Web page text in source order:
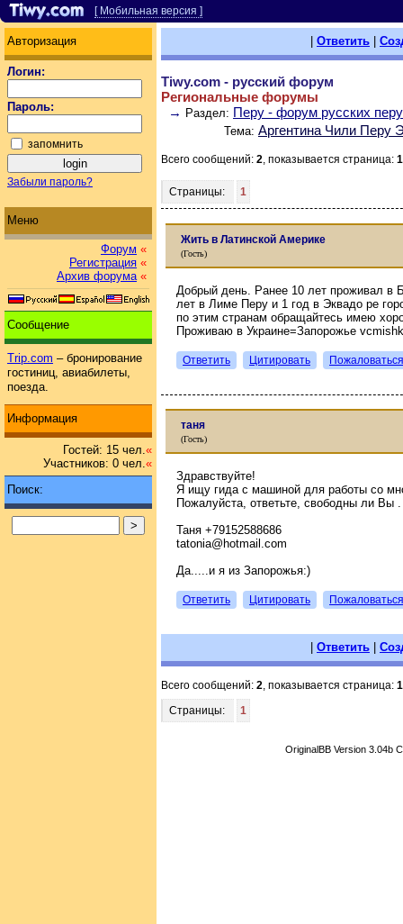
[ Мобильная версия ]
Авторизация
Логин:
Пароль:
запомнить
Забыли пароль?
Меню
Форум «
Регистрация «
Архив форума «
Сообщение
Trip.com – бронирование
гостиниц, авиабилеты,
поезда.
Информация
Гостей: 15 чел.«
Участников: 0 чел.«
Поиск:
Ответить
Tiwy.com - русский форум
Региональные форумы
→ Раздел: Перу - форум русских
Тема: Аргентина Чили Перу
Всего сообщений: 2, показывается страница: 1
Страницы: 1
Жить в Латинской Америке
(Гость)
Добрый день. Ранее 10 лет проживал в
лет в Лиме Перу и 1 год в Эквадо ре
по этим странам обращайтесь имею
Проживаю в Украине=Запорожье
Ответить Цитировать Пожаловаться
таня
(Гость)
Здравствуйте!
Я ищу гида с машиной для работы со
Пожалуйста, ответьте, свободны ли Вы
Таня +79152588686
tatonia@hotmail.com
Да.....и я из Запорожья:)
Ответить Цитировать Пожаловаться
Ответить
Всего сообщений: 2, показывается страница: 1
Страницы:
1
OriginalBB Version 3.04b